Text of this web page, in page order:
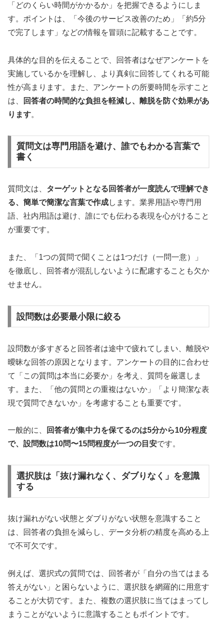
「どのくらい時間がかかるか」を把握できるようにしま
す。ポイントは、「今後のサービス改善のため」「約5分
で完了します」などの情報を冒頭に記載することです。
具体的な目的を伝えることで、回答者はなぜアンケートを
実施しているかを理解し、より真剣に回答してくれる可能
性が高まります。また、アンケートの所要時間を示すこと
は、
回答者の時間的な負担を軽減し、離脱を防ぐ効果があ
ります。
質問文は専門用語を避け、誰でもわかる言葉で
書く
質問文は、 ターゲットとなる回答者が一度読んで理解でき
る、簡単で簡潔な言葉で作成します。業界用語や専門用
語、社内用語は避け、誰にでも伝わる表現を心がけること
が重要です。
また、「1つの質問で聞くことは1つだけ（一問一意）」
を徹底し、回答者が混乱しないように配慮することも欠か
せません。
設問数は必要最小限に絞る
設問数が多すぎると回答者は途中で疲れてしまい、離脱や
曖昧な回答の原因となります。アンケートの目的に合わせ
て「この質問は本当に必要か」を考え、質問を厳選しま
す。また、「他の質問との重複はないか」「より簡潔な表
現で質問できないか」を考慮することも重要です。
一般的に、
回答者が集中力を保てるのは5分から10分程度
で、設問数は10問〜15問程度が一つの目安です。
選択肢は「抜け漏れなく、ダブりなく」を意識
する
抜け漏れがない状態とダブりがない状態を意識すること
は、回答者の負担を減らし、データ分析の精度を高める上
で不可欠です。
例えば、選択式の質問では、回答者が「自分の当てはまる
答えがない」と困らないように、選択肢を網羅的に用意す
ることが大切です。また、複数の選択肢に当てはまってし
まうことがないように意識することもポイントです。